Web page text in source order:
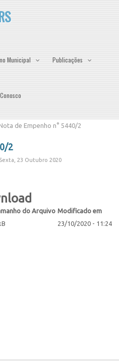
Municipal Publicações
de Empenho n° 5440/2
2
23 Outubro 2020
do Arquivo Modificado em
23/10/2020 - 11:24